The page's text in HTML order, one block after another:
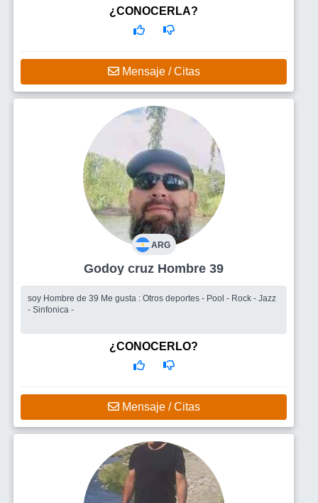
momentos que la vida nos regale ...
¿CONOCERLA?
Mensaje / Citas
ARG
Godoy cruz Hombre 39
soy Hombre de 39 Me gusta : Otros deportes - Pool - Rock - Jazz
- Sinfonica -
¿CONOCERLO?
Mensaje / Citas